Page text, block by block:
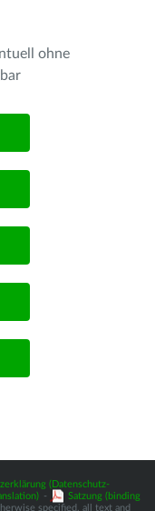
ohne
(Datenschutz-
-
Satzung (binding
specified, all text and